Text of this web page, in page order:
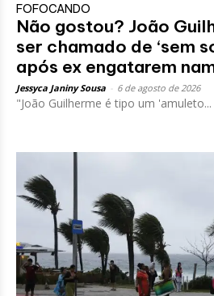
FOFOCANDO
Não gostou? João
ser chamado de ‘sem
após ex engatarem
Jessyca Janiny Sousa 6 de agosto de 2026
"João Guilherme é tipo um 'amuleto...